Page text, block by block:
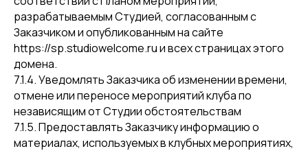
разрабатываемым Студией, согласованным с
Заказчиком и опубликованным на сайте
https://sp.studiowelcome.ru и всех страницах этого
домена.
7.1.4. Уведомлять Заказчика об изменении времени,
отмене или переносе мероприятий клуба по
независящим от Студии обстоятельствам
7.1.5. Предоставлять Заказчику информацию о
материалах, используемых в клубных мероприятиях,